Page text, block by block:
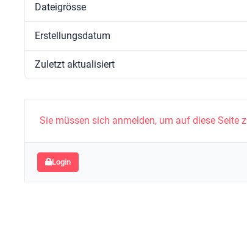
Dateigrösse
Erstellungsdatum
Zuletzt aktualisiert
Sie müssen sich anmelden, um auf diese Seite
Login